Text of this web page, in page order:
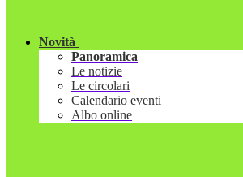
Novità
Panoramica
Le notizie
Le circolari
Calendario eventi
Albo online